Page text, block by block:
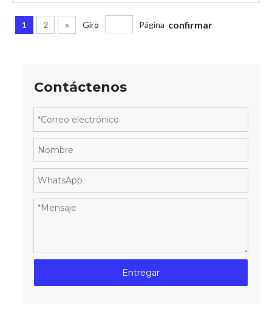
1 2 » Giro Página confirmar
Contáctenos
Entregar